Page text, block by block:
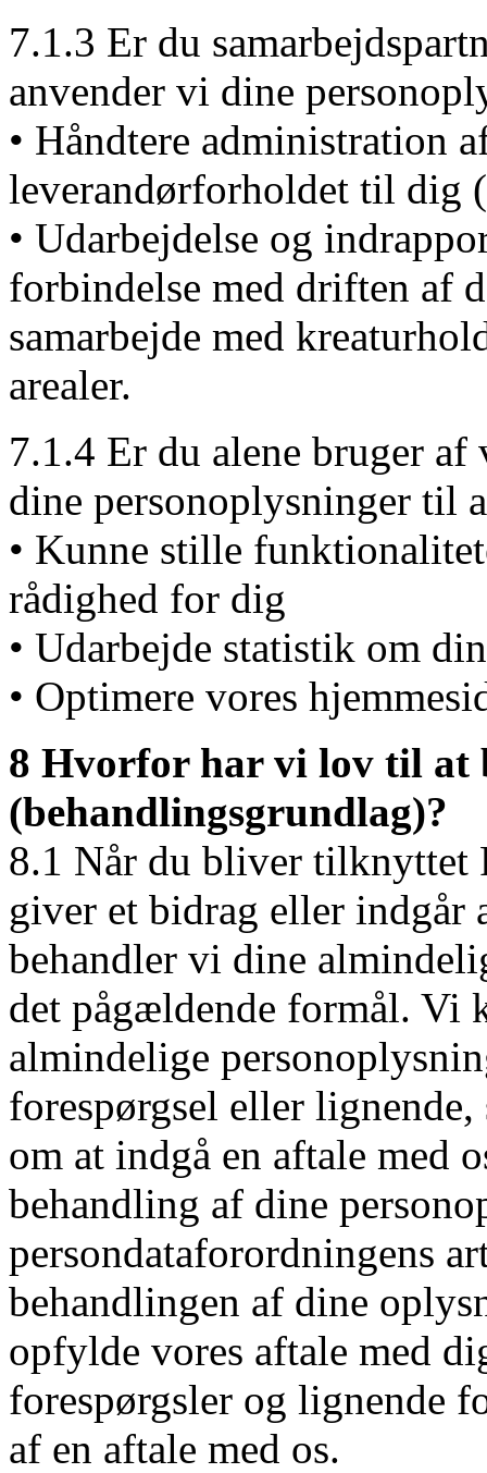
7.1.3 Er du
anvender vi dine
• Håndtere administration
leverandørforholdet til dig
• Udarbejdelse og
forbindelse med driften af
samarbejde med
arealer.
7.1.4 Er du alene bruger af
dine personoplysninger til
• Kunne stille
rådighed for dig
• Udarbejde statistik om
• Optimere vores
8 Hvorfor har vi lov til at
(behandlingsgrundlag)?
8.1 Når du bliver
giver et bidrag eller indgår
behandler vi dine
det pågældende formål. Vi
almindelige
forespørgsel eller
om at indgå en aftale med
behandling af dine
persondataforordningens
behandlingen af dine
opfylde vores aftale med
forespørgsler og lignende
af en aftale med os.